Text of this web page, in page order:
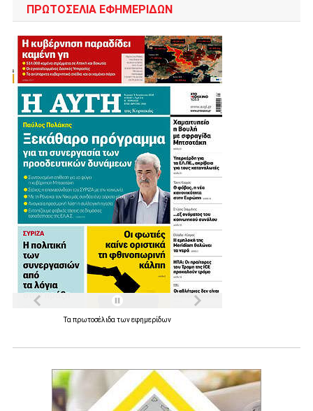
ΠΡΩΤΟΣΈΛΙΑ ΕΦΗΜΕΡΊΔΩΝ
Τα πρωτοσέλιδα τωνεφημερίδων